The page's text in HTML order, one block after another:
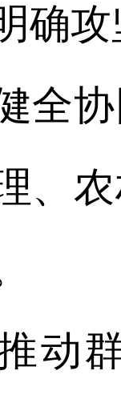
确
协
、
群